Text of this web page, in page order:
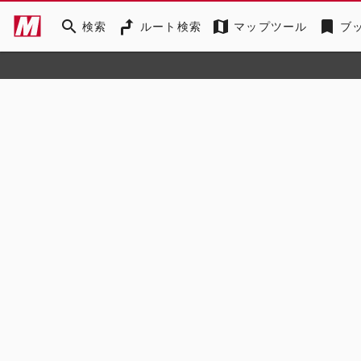
search 検索 ルート検索 map マップツール bookmark ブ